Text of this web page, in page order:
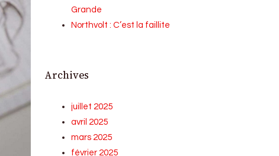
Grande
Northvolt : C’est la faillite
Archives
juillet 2025
avril 2025
mars 2025
février 2025